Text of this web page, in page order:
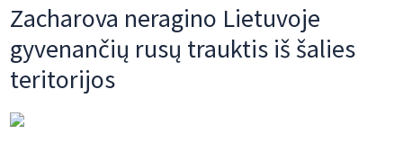
Zacharova neragino Lietuvoje
gyvenančių rusų trauktis iš šalies
teritorijos